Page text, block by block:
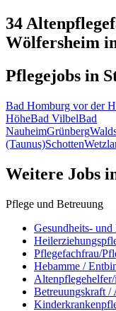
34
Wölfersheim
Pflegejobs in
Bad Homburg vor der
HöheBad VilbelBad
NauheimGrünberg
(Taunus)Schotten
Weitere Jobs
Pflege und Betreuung
Gesundheits-
Pflegefachfrau/
Hebamme /
Betreuungskraft /